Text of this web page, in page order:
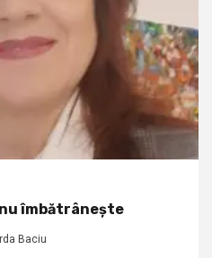
îmbătrânește
Baciu